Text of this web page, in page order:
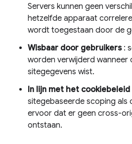
Servers kunnen geen
hetzelfde apparaat
wordt toegestaan ​​door de
Wisbaar door gebruikers:
worden verwijderd wanneer
sitegegevens wist.
In lijn met het cookiebeleid
sitegebaseerde scoping als
ervoor dat er geen cross-
ontstaan.